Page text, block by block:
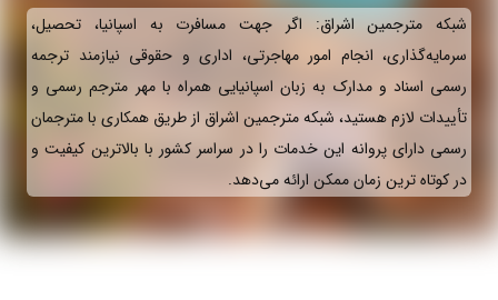
شبکه مترجمین اشراق: اگر جهت مسافرت به اسپانیا، تحصیل،
سرمایه‌گذاری، انجام امور مهاجرتی، اداری و حقوقی نیازمند ترجمه
رسمی اسناد و مدارک به زبان اسپانیایی همراه با مهر مترجم رسمی و
تأییدات لازم هستید، شبکه مترجمین اشراق از طریق همکاری با مترجمان
رسمی دارای پروانه این خدمات را در سراسر کشور با بالاترین کیفیت و
در کوتاه ترین زمان ممکن ارائه می‌دهد.